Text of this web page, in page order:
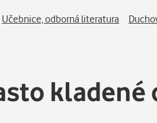
Učebnice, odborná literatura
kladené